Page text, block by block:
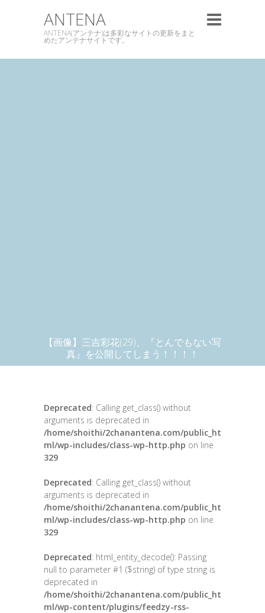
ANTENA
ANTENA(アンテナ)は多彩なサイトの更新をまと
めたアンテナサイトです。
【画像】三吉彩花(29)、『とんでもない写
真』を公開してしまう！！！！
Deprecated: Calling get_class() without
arguments is deprecated in
/home/shoithi/2chanantena.com/public_ht
ml/wp-includes/class-wp-http.php on line
329
Deprecated: Calling get_class() without
arguments is deprecated in
/home/shoithi/2chanantena.com/public_ht
ml/wp-includes/class-wp-http.php on line
329
Deprecated: html_entity_decode(): Passing
null to parameter #1 ($string) of type string is
deprecated in
/home/shoithi/2chanantena.com/public_ht
ml/wp-content/plugins/feedzy-rss-